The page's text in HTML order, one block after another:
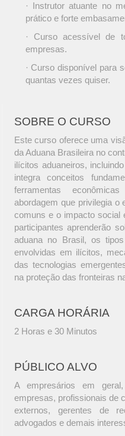
· Instrutor atuante no
prático e forte
· Curso acessível de
empresas.
· Curso disponível para
quantas vezes quiser.
SOBRE O CURSO
Este curso oferece uma
da Aduana Brasileira no
ilícitos aduaneiros,
integra conceitos
ferramentas
abordagem que privilegia o
comuns e o impacto social
participantes aprenderão
aduana no Brasil, os
envolvidas em ilícitos,
das tecnologias
na proteção das fronteiras
CARGA HORÁRIA
2 Horas e 30 Minutos
PÚBLICO ALVO
A empresários em
empresas, profissionais de
externos, gerentes de
advogados e demais